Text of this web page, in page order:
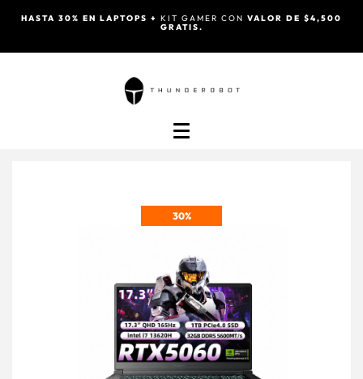
HASTA 30% EN LAPTOPS + KIT GAMER CON VALOR DE $4,500
GRATIS.
30%